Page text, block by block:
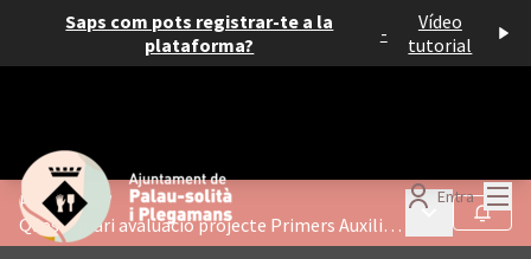
Saps com pots registrar-te a la
plataforma?
-
Vídeo
tutorial
Entra
Processos
/
Qüestionari avaluació projecte Primers Auxilis en els centres educatius
Menú Seguir